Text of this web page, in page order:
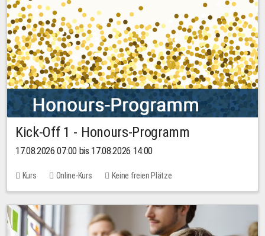
Kick-Off 1 - Honours-Programm
17.08.2026 07:00 bis 17.08.2026 14:00
Kurs Online-Kurs Keine freien Plätze